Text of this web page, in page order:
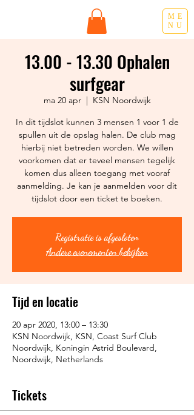
ME
NU
13.00 - 13.30 Ophalen
surfgear
ma 20 apr
  |
KSN Noordwijk
In dit tijdslot kunnen 3 mensen 1 voor 1 de
spullen uit de opslag halen. De club mag
hierbij niet betreden worden. We willen
voorkomen dat er teveel mensen tegelijk
komen dus alleen toegang met vooraf
aanmelding. Je kan je aanmelden voor dit
Registratie is afgesloten
Andere evenementen bekijken
Tijd en locatie
20 apr 2020, 13:00 – 13:30
KSN Noordwijk, KSN, Coast Surf Club
Noordwijk, Koningin Astrid Boulevard,
Noordwijk, Netherlands
Tickets